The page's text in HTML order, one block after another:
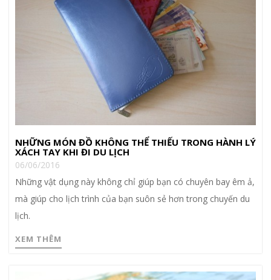
NHỮNG MÓN ĐỒ KHÔNG THỂ THIẾU TRONG HÀNH LÝ
XÁCH TAY KHI ĐI DU LỊCH
06/06/2016
Những vật dụng này không chỉ giúp bạn có chuyên bay êm ả,
mà giúp cho lịch trình của bạn suôn sẻ hơn trong chuyến du
lịch.
XEM THÊM